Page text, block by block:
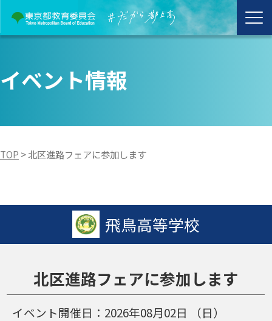
イベント情報
TOP >北区進路フェアに参加します
飛鳥高等学校
北区進路フェアに参加します
イベント開催日： 2026年08月02日 （日）